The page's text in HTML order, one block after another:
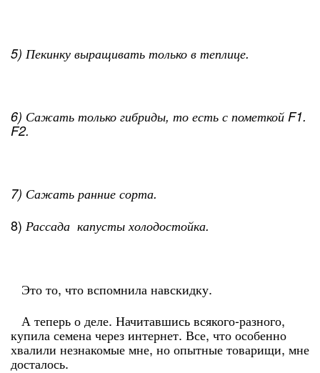
5) Пекинку выращивать только в теплице.
6) Сажать только гибриды, то есть с пометкой F1.
F2.
7) Сажать ранние сорта.
8) Рассада капусты холодостойка.
Это то, что вспомнила навскидку.
А теперь о деле. Начитавшись всякого-разного,
купила семена через интернет. Все, что особенно
хвалили незнакомые мне, но опытные товарищи, мне
досталось.